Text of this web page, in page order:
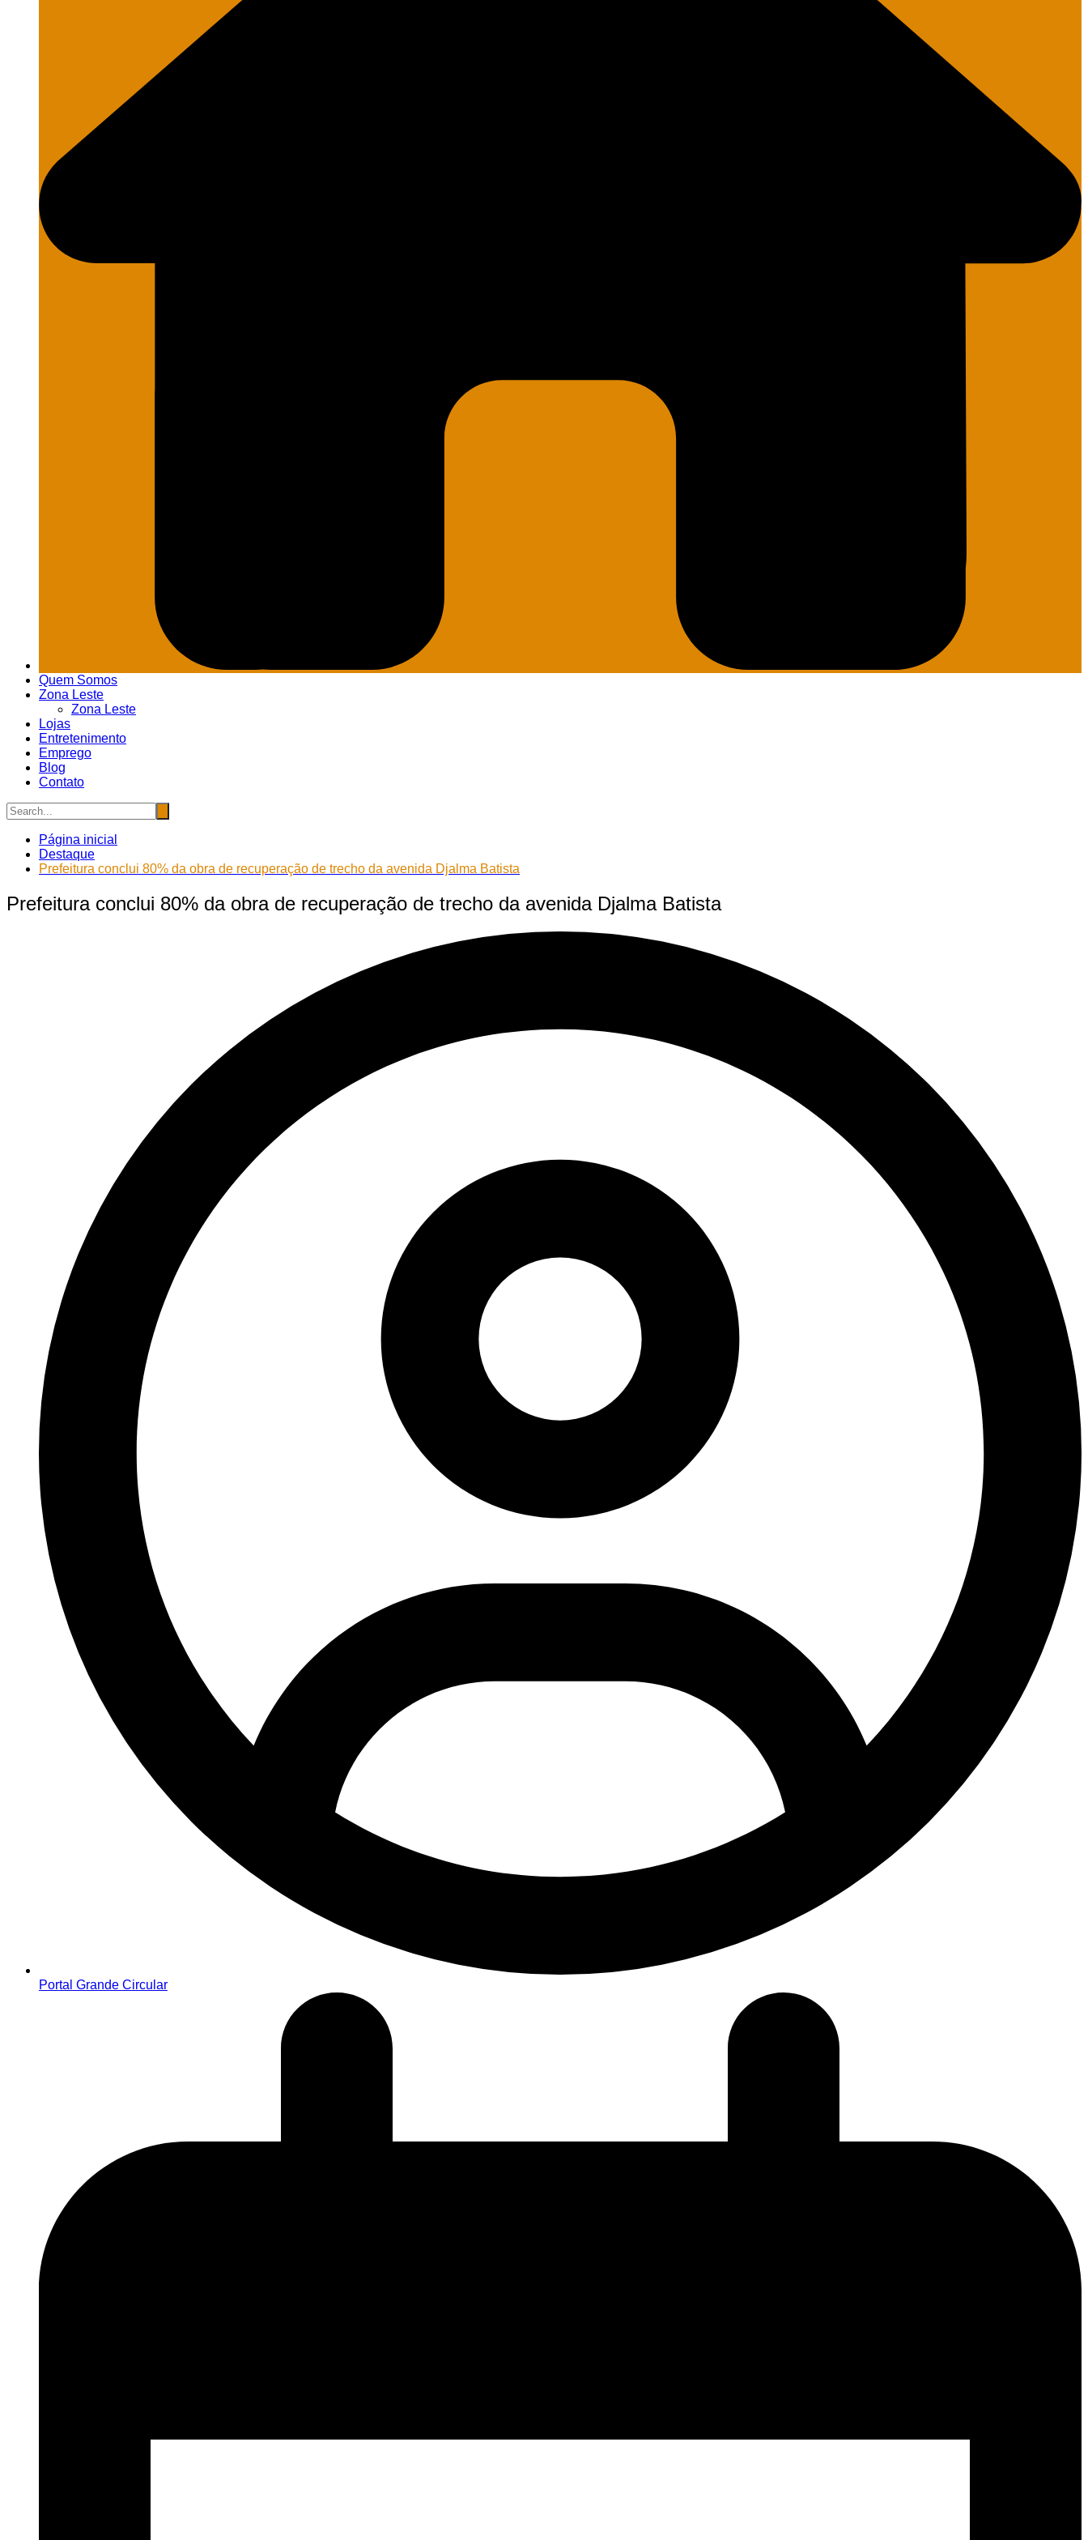
Quem Somos
Zona Leste
Zona Leste
Lojas
Entretenimento
Emprego
Blog
Contato
Página inicial
Destaque
Prefeitura conclui 80% da obra de recuperação de trecho da avenida Djalma Batista
Prefeitura conclui 80% da obra de recuperação de trecho da avenida Djalma Batista
Portal Grande Circular